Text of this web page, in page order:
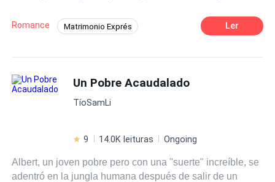
de la crueldad qué puede éxistir al convivir con personas
de diferente clase social. Allí, donde jamás lo pensó,
Romance Matrimonio Exprés
Poder Femenino
Ler
Un Pobre Acaudalado
TíoSamLi
9 14.0K leituras Ongoing
Albert, un joven pobre pero con una "suerte" increíble, se
adentró en la jungla humana después de salir de un